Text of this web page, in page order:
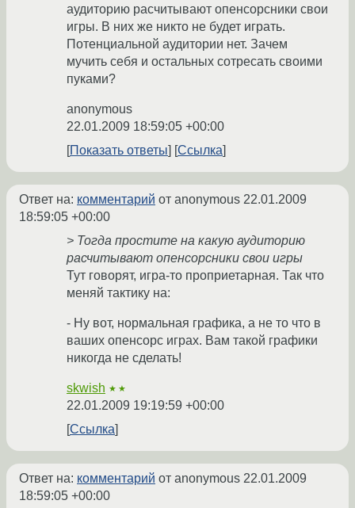
аудиторию расчитывают опенсорсники свои
игры. В них же никто не будет играть.
Потенциальной аудитории нет. Зачем
мучить себя и остальных сотресать своими
пуками?
anonymous
22.01.2009 18:59:05 +00:00
Показать ответы
Ссылка
Ответ на: комментарий от anonymous 22.01.2009
18:59:05 +00:00
> Тогда простите на какую аудиторию
расчитывают опенсорсники свои игры
Тут говорят, игра-то проприетарная. Так что
меняй тактику на:
- Ну вот, нормальная графика, а не то что в
ваших опенсорс играх. Вам такой графики
никогда не сделать!
skwish ★★
22.01.2009 19:19:59 +00:00
Ссылка
Ответ на: комментарий от anonymous 22.01.2009
18:59:05 +00:00